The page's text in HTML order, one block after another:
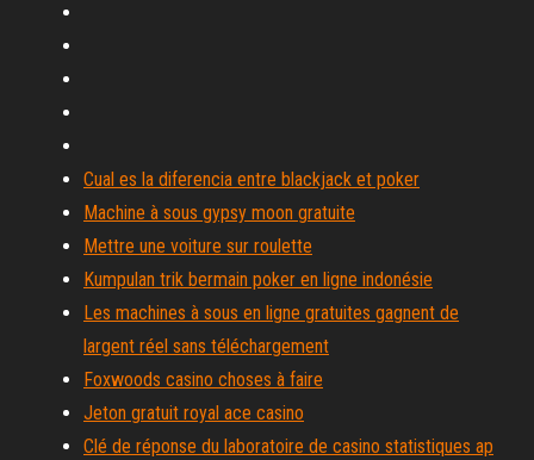
Cual es la diferencia entre blackjack et poker
Machine à sous gypsy moon gratuite
Mettre une voiture sur roulette
Kumpulan trik bermain poker en ligne indonésie
Les machines à sous en ligne gratuites gagnent de
largent réel sans téléchargement
Foxwoods casino choses à faire
Jeton gratuit royal ace casino
Clé de réponse du laboratoire de casino statistiques ap